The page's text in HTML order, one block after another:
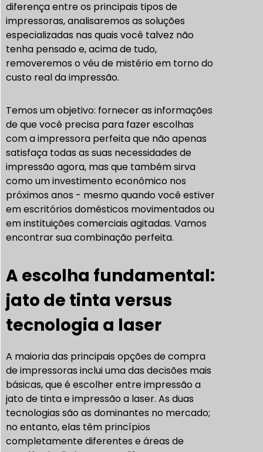
diferença entre os principais tipos de
impressoras, analisaremos as soluções
especializadas nas quais você talvez não
tenha pensado e, acima de tudo,
removeremos o véu de mistério em torno do
custo real da impressão.
Temos um objetivo: fornecer as informações
de que você precisa para fazer escolhas
com a impressora perfeita que não apenas
satisfaça todas as suas necessidades de
impressão agora, mas que também sirva
como um investimento econômico nos
próximos anos - mesmo quando você estiver
em escritórios domésticos movimentados ou
em instituições comerciais agitadas. Vamos
encontrar sua combinação perfeita.
A escolha fundamental:
jato de tinta versus
tecnologia a laser
A maioria das principais opções de compra
de impressoras inclui uma das decisões mais
básicas, que é escolher entre impressão a
jato de tinta e impressão a laser. As duas
tecnologias são as dominantes no mercado;
no entanto, elas têm princípios
completamente diferentes e áreas de